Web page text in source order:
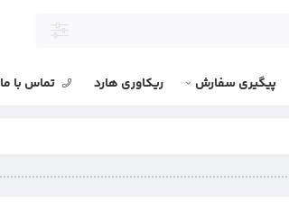
پیگیری سفارش ریکاوری هارد تماس با ما